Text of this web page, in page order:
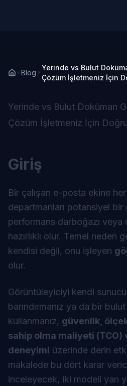
Blog
Yerinde vs Bulut
Çözüm İşletmeniz İçin
Yerinde vs Bulut Doküman
Çözüm İşletmeniz İçin
Giriş
Bir çalışan e-posta ekine her
departmanları potansiyel bir
performans darboğazı veya
hazırlıklı olur. Temel neden
kendisi değil, onu işleyen
olur.
Görüntüleyiciyi kendi
barındırmanız ya da bir bulut
kullanmanız, güvenlik,
sahip olma maliyeti (TCO)
deneyimi üzerinde derin
makalede bu dört karar
inceleyecek, iki modeli yan